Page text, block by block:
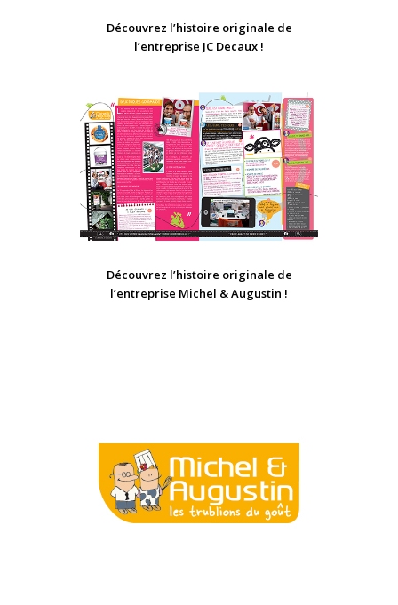
Découvrez l’histoire originale de
l’entreprise JC Decaux !
Découvrez l’histoire originale de
l’entreprise Michel & Augustin !